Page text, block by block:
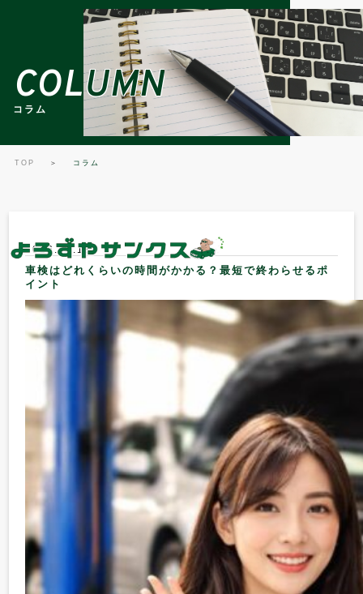
COLUMN
コラム
COLUMN
コラム
TOP ＞ コラム
2026.05.18
車検はどれくらいの時間がかかる？最短で終わらせるポ
イント